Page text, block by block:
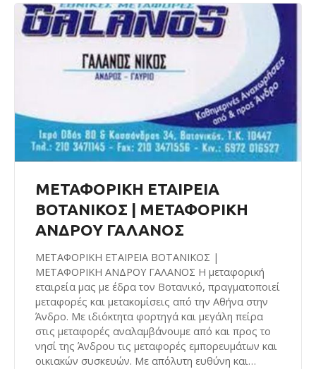
ΜΕΤΑΦΟΡΙΚΗ ΕΤΑΙΡΕΙΑ
ΒΟΤΑΝΙΚΟΣ | ΜΕΤΑΦΟΡΙΚΗ
ΑΝΔΡΟΥ ΓΑΛΑΝΟΣ
ΜΕΤΑΦΟΡΙΚΗ ΕΤΑΙΡΕΙΑ ΒΟΤΑΝΙΚΟΣ |
ΜΕΤΑΦΟΡΙΚΗ ΑΝΔΡΟΥ ΓΑΛΑΝΟΣ Η μεταφορική
εταιρεία μας με έδρα τον Βοτανικό, πραγματοποιεί
μεταφορές και μετακομίσεις από την Αθήνα στην
Άνδρο. Με ιδιόκτητα φορτηγά και μεγάλη πείρα
στις μεταφορές αναλαμβάνουμε από και προς το
νησί της Άνδρου τις μεταφορές εμπορευμάτων και
οικιακών συσκευών. Με απόλυτη ευθύνη και…